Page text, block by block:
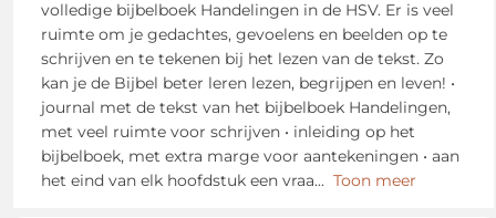
volledige bijbelboek Handelingen in de HSV. Er is veel
ruimte om je gedachtes, gevoelens en beelden op te
schrijven en te tekenen bij het lezen van de tekst. Zo
kan je de Bijbel beter leren lezen, begrijpen en leven! •
journal met de tekst van het bijbelboek Handelingen,
met veel ruimte voor schrijven • inleiding op het
bijbelboek, met extra marge voor aantekeningen • aan
het eind van elk hoofdstuk een vraa... Toon meer